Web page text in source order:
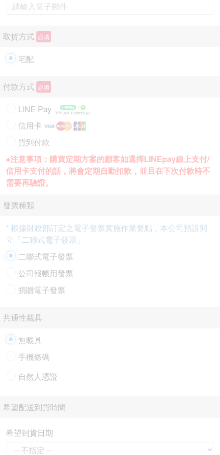
取貨方式 必填
宅配
付款方式 必填
LINE Pay
信用卡
貨到付款
※注意事項：購買定期方案的顧客如選擇LINEpay線上支付/
信用卡支付的話，將會定期自動扣款，並且在下次付款時不
需要再驗證。
發票種類
* 根據財政部訂定之電子發票實施作業要點，本公司預設開
立「二聯式電子發票」
二聯式電子發票
公司報帳用發票
捐贈電子發票
共通性載具
無載具
手機條碼
自然人憑證
希望配送到貨時間
希望到貨日期